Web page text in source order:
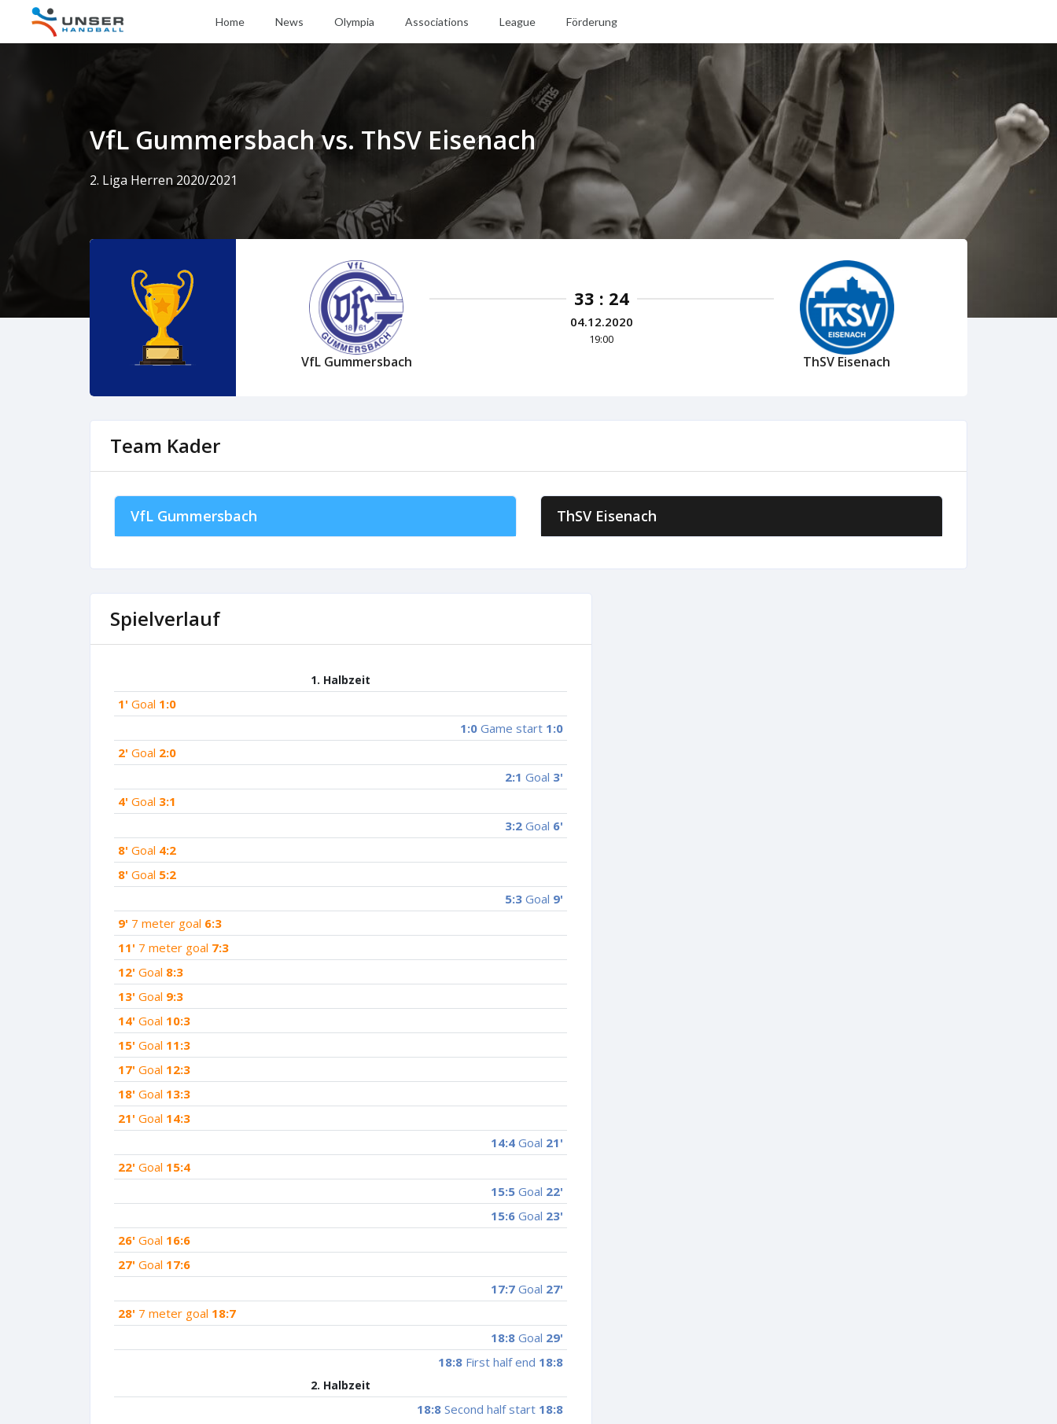
Home News Olympia Associations League Förderung
VfL Gummersbach vs. ThSV Eisenach
2. Liga Herren 2020/2021
VfL Gummersbach
33 : 24
04.12.2020
19:00
ThSV Eisenach
Team Kader
VfL Gummersbach ThSV Eisenach
Spielverlauf
1. Halbzeit
1' Goal 1:0
1:0 Game start 1:0
2' Goal 2:0
2:1 Goal 3'
4' Goal 3:1
3:2 Goal 6'
8' Goal 4:2
8' Goal 5:2
5:3 Goal 9'
9' 7 meter goal 6:3
11' 7 meter goal 7:3
12' Goal 8:3
13' Goal 9:3
14' Goal 10:3
15' Goal 11:3
17' Goal 12:3
18' Goal 13:3
21' Goal 14:3
14:4 Goal 21'
22' Goal 15:4
15:5 Goal 22'
15:6 Goal 23'
26' Goal 16:6
27' Goal 17:6
17:7 Goal 27'
28' 7 meter goal 18:7
18:8 Goal 29'
18:8 First half end 18:8
2. Halbzeit
18:8 Second half start 18:8